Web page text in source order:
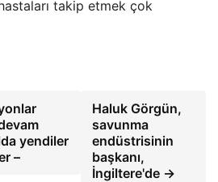
takip etmek çok
yendiler
–
Haluk Görgün,
savunma
endüstrisinin
başkanı,
İngiltere'de →